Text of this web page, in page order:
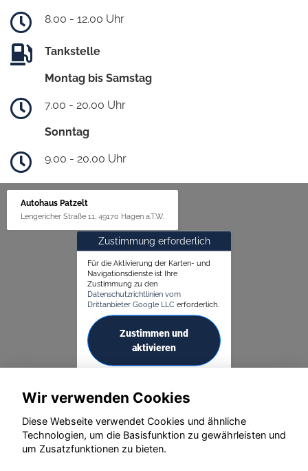
8.00 - 12.00 Uhr
Tankstelle
Montag bis Samstag
7.00 - 20.00 Uhr
Sonntag
9.00 - 20.00 Uhr
Autohaus Patzelt
Lengericher Straße 11, 49170 Hagen a.T.W.
Zustimmung erforderlich
Für die Aktivierung der Karten- und
Navigationsdienste ist Ihre
Zustimmung zu den
Datenschutzrichtlinien vom
Drittanbieter Google LLC erforderlich.
Zustimmen und
aktivieren
© konjunkturmotor.de GmbH 2020 - 2026
Wir verwenden Cookies
Diese Webseite verwendet Cookies und ähnliche
Technologien, um die Basisfunktion zu gewährleisten und
um Zusatzfunktionen zu bieten.